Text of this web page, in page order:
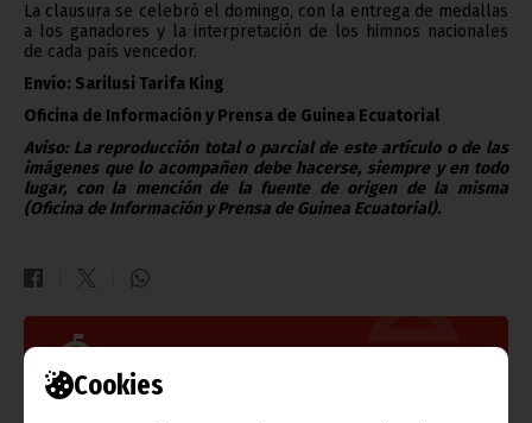
Cookies
La clausura se celebró el domingo, con la entrega de medallas
a los ganadores y la interpretación de los himnos nacionales
de cada país vencedor.
Envío: Sarilusi Tarifa King
Oficina de Información y Prensa de Guinea Ecuatorial
Aviso: La reproducción total o parcial de este artículo o de las
imágenes que lo acompañen debe hacerse, siempre y en todo
lugar, con la mención de la fuente de origen de la misma
(Oficina de Información y Prensa de Guinea Ecuatorial).